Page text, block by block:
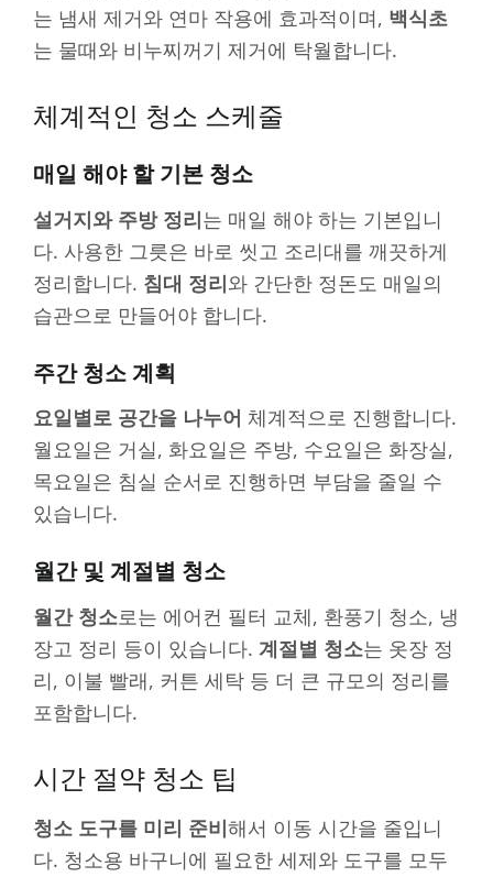
는 냄새 제거와 연마 작용에 효과적이며, 백식초
는 물때와 비누찌꺼기 제거에 탁월합니다.
체계적인 청소 스케줄
매일 해야 할 기본 청소
설거지와 주방 정리는 매일 해야 하는 기본입니
다. 사용한 그릇은 바로 씻고 조리대를 깨끗하게
정리합니다. 침대 정리와 간단한 정돈도 매일의
습관으로 만들어야 합니다.
주간 청소 계획
요일별로 공간을 나누어 체계적으로 진행합니다.
월요일은 거실, 화요일은 주방, 수요일은 화장실,
목요일은 침실 순서로 진행하면 부담을 줄일 수
있습니다.
월간 및 계절별 청소
월간 청소로는 에어컨 필터 교체, 환풍기 청소, 냉
장고 정리 등이 있습니다. 계절별 청소는 옷장 정
리, 이불 빨래, 커튼 세탁 등 더 큰 규모의 정리를
포함합니다.
시간 절약 청소 팁
청소 도구를 미리 준비해서 이동 시간을 줄입니
다. 청소용 바구니에 필요한 세제와 도구를 모두